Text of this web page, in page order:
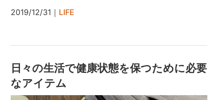
2019/12/31｜ LIFE
日々の生活で健康状態を保つために必要
なアイテム